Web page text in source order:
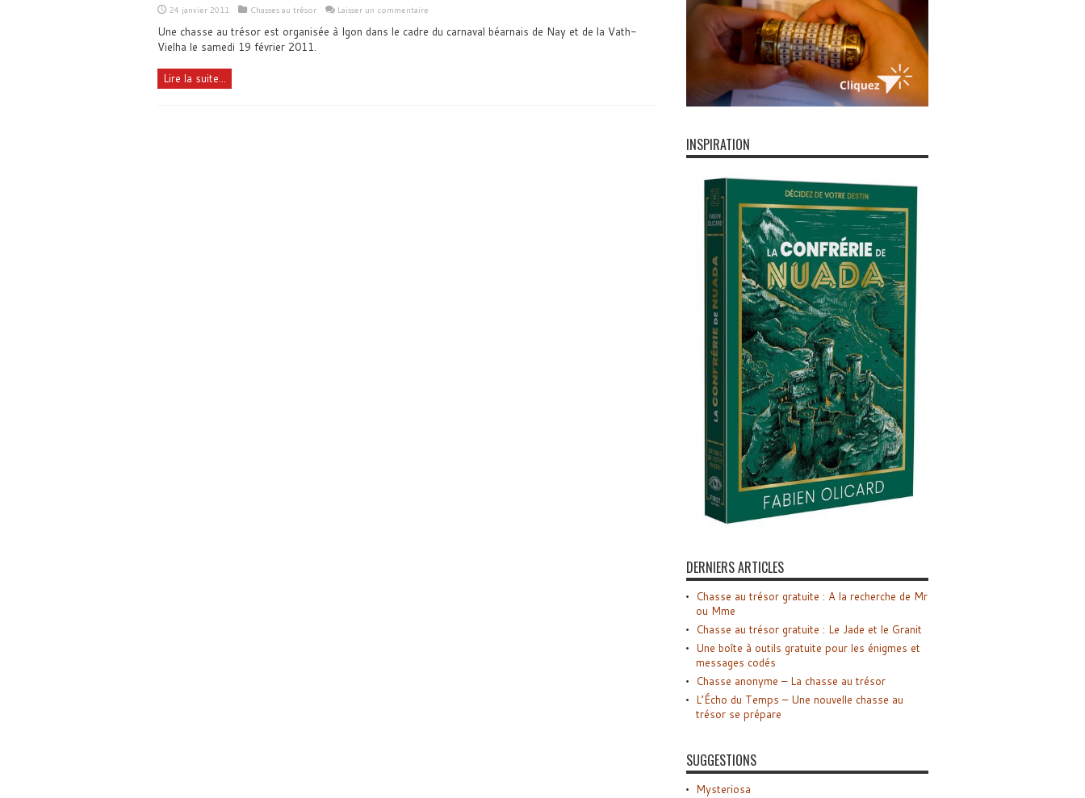
24 janvier 2011 Chasses au trésor Laisser un commentaire
Une chasse au trésor est organisée à Igon dans le cadre du carnaval béarnais de Nay et de la Vath-
Vielha le samedi 19 février 2011.
Lire la suite...
INSPIRATION
DERNIERS ARTICLES
Chasse au trésor gratuite : A la recherche de Mr
ou Mme
Chasse au trésor gratuite : Le Jade et le Granit
Une boîte à outils gratuite pour les énigmes et
messages codés
Chasse anonyme – La chasse au trésor
L’Écho du Temps – Une nouvelle chasse au
trésor se prépare
SUGGESTIONS
Mysteriosa